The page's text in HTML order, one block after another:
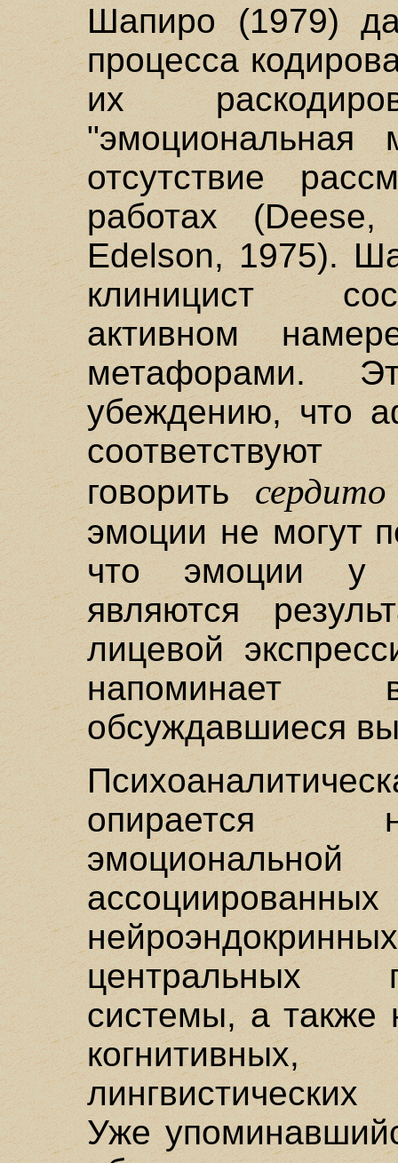
Шапиро (1979)
процесса
их
отсутствие
работах
Edelson, 1975).
клиницист
активном
метафорами.
убеждению, что
говоритьсердито
эмоции не могут
что эмоции у
являются
лицевой
напоминает
обсуждавшиеся
опирается
центральных
системы, а также
Уже